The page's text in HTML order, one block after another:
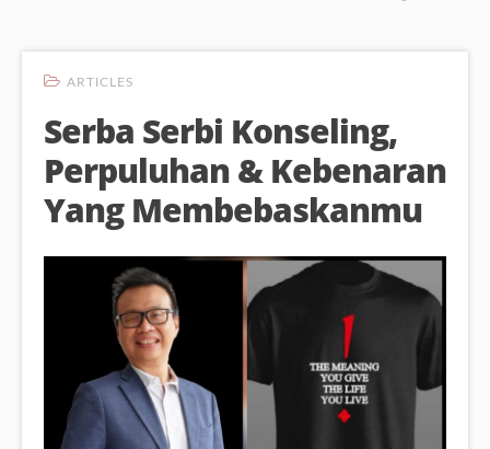
ARTICLES
Serba Serbi Konseling,
Perpuluhan & Kebenaran
Yang Membebaskanmu